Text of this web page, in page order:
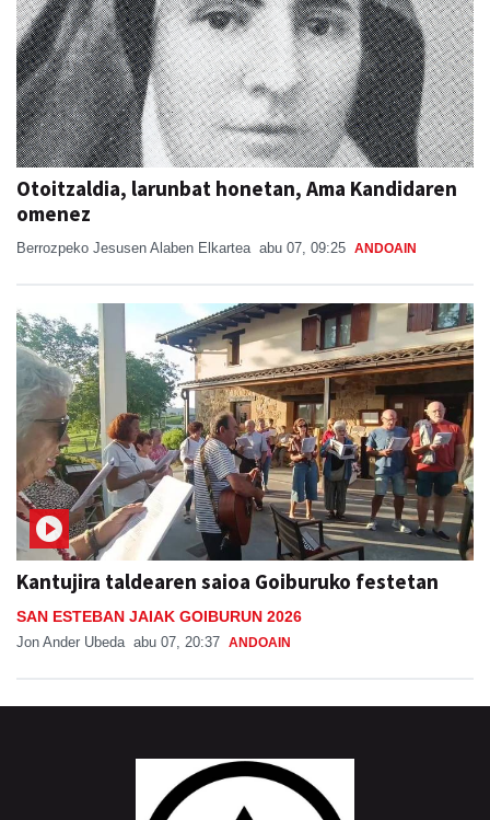
Otoitzaldia, larunbat honetan, Ama Kandidaren
omenez
Berrozpeko Jesusen Alaben Elkartea abu 07, 09:25 ANDOAIN
Kantujira taldearen saioa Goiburuko festetan
SAN ESTEBAN JAIAK GOIBURUN 2026
Jon Ander Ubeda abu 07, 20:37 ANDOAIN